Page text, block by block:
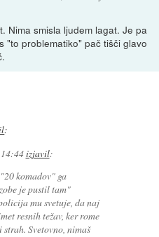
Nima smisla ljudem lagat. Je pa
"to problematiko" pač tišči glavo
:
izjavil:
komadov" ga
je pustil tam"
mu svetuje, da naj
resnih težav, ker rome
Svetovno, nimaš